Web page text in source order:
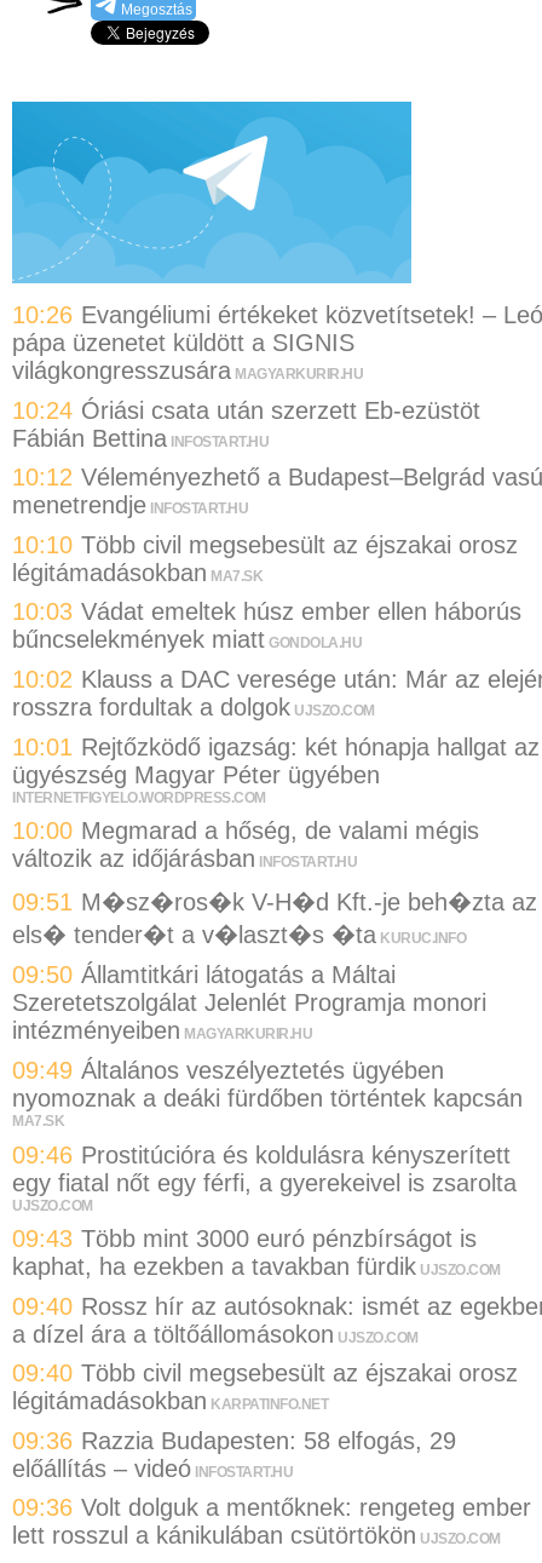
Megosztás
10:26 Evangéliumi értékeket közvetítsetek! – Leó
pápa üzenetet küldött a SIGNIS
világkongresszusára MAGYARKURIR.HU
10:24 Óriási csata után szerzett Eb-ezüstöt
Fábián Bettina INFOSTART.HU
10:12 Véleményezhető a Budapest–Belgrád
menetrendje INFOSTART.HU
10:10 Több civil megsebesült az éjszakai orosz
légitámadásokban MA7.SK
10:03 Vádat emeltek húsz ember ellen háborús
bűncselekmények miatt GONDOLA.HU
10:02 Klauss a DAC veresége után: Már az
rosszra fordultak a dolgok UJSZO.COM
10:01 Rejtőzködő igazság: két hónapja hallgat az
ügyészség Magyar Péter ügyében
INTERNETFIGYELO.WORDPRESS.COM
10:00 Megmarad a hőség, de valami mégis
változik az időjárásban
INFOSTART.HU
09:51 M�sz�ros�k V-H�d Kft.-je beh�zta az
els� tender�t a v�laszt�s �ta KURUC.INFO
09:50 Államtitkári látogatás a Máltai
Szeretetszolgálat Jelenlét Programja monori
intézményeiben MAGYARKURIR.HU
09:49 Általános veszélyeztetés ügyében
nyomoznak a deáki fürdőben történtek kapcsán
MA7.SK
09:46 Prostitúcióra és koldulásra kényszerített
egy fiatal nőt egy férfi, a gyerekeivel is zsarolta
UJSZO.COM
09:43 Több mint 3000 euró pénzbírságot is
kaphat, ha ezekben a tavakban fürdik UJSZO.COM
09:40 Rossz hír az autósoknak: ismét az
a dízel ára a töltőállomásokon UJSZO.COM
09:40 Több civil megsebesült az éjszakai orosz
légitámadásokban KARPATINFO.NET
09:36 Razzia Budapesten: 58 elfogás, 29
előállítás – videó INFOSTART.HU
09:36 Volt dolguk a mentőknek: rengeteg ember
lett rosszul a kánikulában csütörtökön UJSZO.COM